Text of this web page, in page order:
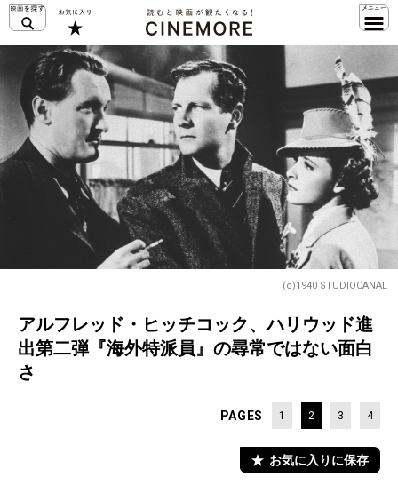
(c)1940 STUDIOCANAL
アルフレッド・ヒッチコック、ハリウッド進
出第二弾『海外特派員』の尋常ではない面白
さ
PAGES 1 2 3 4
お気に入りに保存